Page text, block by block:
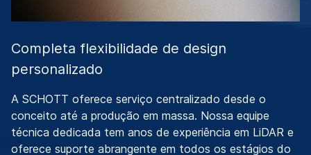
Completa flexibilidade de design
personalizado
A SCHOTT oferece serviço centralizado desde o
conceito até a produção em massa. Nossa equipe
técnica dedicada tem anos de experiência em LiDAR e
oferece suporte abrangente em todos os estágios do